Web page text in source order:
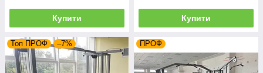
Купити Купити
Топ ПРОФ –7% ПРОФ